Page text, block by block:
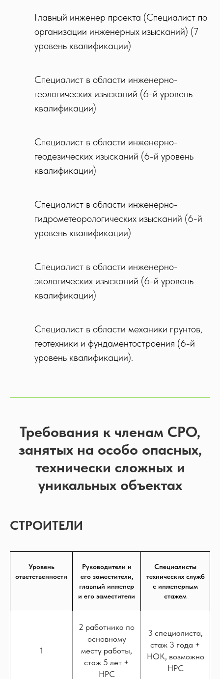
Главный инженер проекта (Специалист по
организации инженерных изысканий) (7
уровень квалификации)
Специалист в области инженерно-
геологических изысканий (6-й уровень
квалификации)
Специалист в области инженерно-
геодезических изысканий (6-й уровень
квалификации)
Специалист в области инженерно-
гидрометеорологических изысканий (6-й
уровень квалификации)
Специалист в области инженерно-
экологических изысканий (6-й уровень
квалификации)
Специалист в области механики грунтов,
геотехники и фундаментостроения (6-й
уровень квалификации).
Требования к членам СРО,
занятых на особо опасных,
технически сложных и
уникальных объектах
СТРОИТЕЛИ
Уровень
ответственности
Руководители и
его заместители,
главный инженер
и его заместители
Специалисты
технических служб
с инженерным
стажем
1
2 работника по
основному
месту работы,
стаж 5 лет +
НРС
3 специалиста,
стаж 3 года +
НОК, возможно
НРС